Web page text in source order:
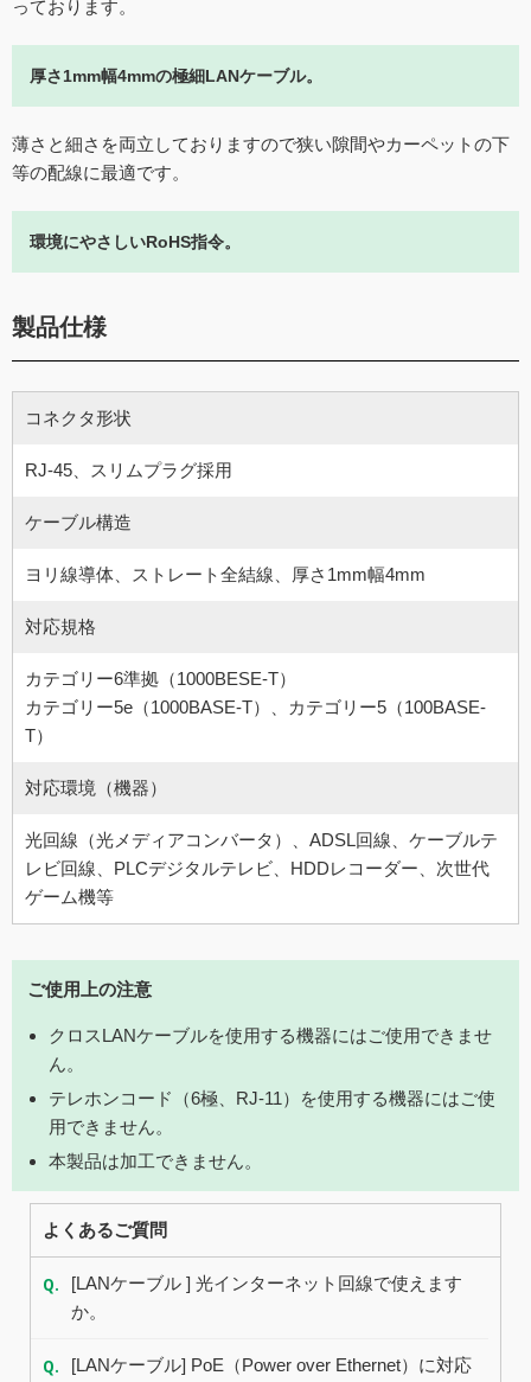
っております。
厚さ1mm幅4mmの極細LANケーブル。
薄さと細さを両立しておりますので狭い隙間やカーペットの下
等の配線に最適です。
環境にやさしいRoHS指令。
製品仕様
コネクタ形状
RJ-45、スリムプラグ採用
ケーブル構造
ヨリ線導体、ストレート全結線、厚さ1mm幅4mm
対応規格
カテゴリー6準拠（1000BESE-T）
カテゴリー5e（1000BASE-T）、カテゴリー5（100BASE-
T）
対応環境（機器）
光回線（光メディアコンバータ）、ADSL回線、ケーブルテ
レビ回線、PLCデジタルテレビ、HDDレコーダー、次世代
ゲーム機等
ご使用上の注意
クロスLANケーブルを使用する機器にはご使用できませ
ん。
テレホンコード（6極、RJ-11）を使用する機器にはご使
用できません。
本製品は加工できません。
よくあるご質問
Q.
[LANケーブル ] 光インターネット回線で使えます
か。
Q.
[LANケーブル] PoE（Power over Ethernet）に対応